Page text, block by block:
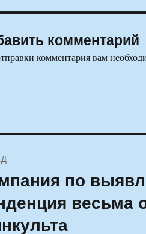
комментарий
комментария вам
по
весьма